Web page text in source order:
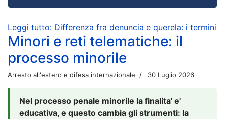
Leggi tutto: Differenza fra denuncia e querela: i termini
Minori e reti telematiche: il
processo minorile
Arresto all'estero e difesa internazionale 30 Luglio 2026
Nel processo penale minorile la finalita' e'
educativa, e questo cambia gli strumenti: la